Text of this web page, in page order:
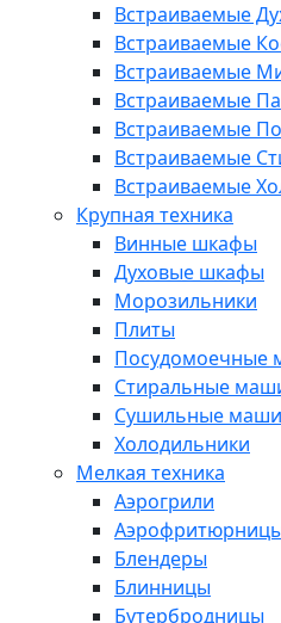
Встраиваемые
Встраиваемые
Встраиваемые
Встраиваемые
Встраиваемые
Встраиваемые
Встраиваемые
Крупная техника
Винные шкафы
Духовые шкафы
Морозильники
Плиты
Посудомоечные
Стиральные
Сушильные
Холодильники
Мелкая техника
Аэрогрили
Блендеры
Блинницы
Бутербродницы